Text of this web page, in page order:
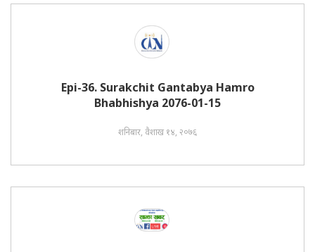
Epi-36. Surakchit Gantabya Hamro
Bhabhishya 2076-01-15
शनिबार, वैशाख १४, २०७६